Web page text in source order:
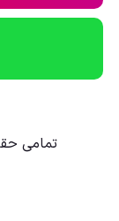
تمامی